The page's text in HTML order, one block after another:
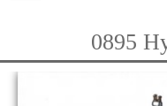
Bretaña en colores0895